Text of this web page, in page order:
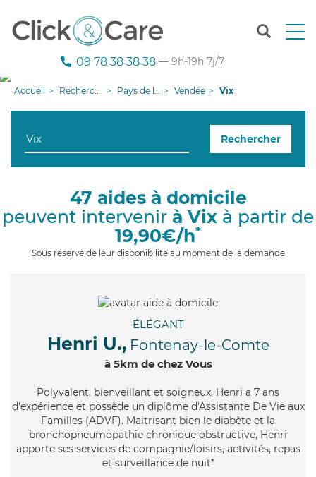
T
n
g
i
09 78 38 38 38 — 9h-19h 7j/7
Accueil Recherche aide à domicile Pays de la Loire Vendée Vix
Rechercher
47 aides à domicile
peuvent intervenir à Vix à partir de
19,90€/h*
Sous réserve de leur disponibilité au moment de la demande
ÉLÉGANT
Henri U., Fontenay-le-Comte
à 5km de chez Vous
Polyvalent, bienveillant et soigneux, Henri a 7 ans
d'expérience et possède un diplôme d'Assistante De Vie aux
Familles (ADVF). Maitrisant bien le diabète et la
bronchopneumopathie chronique obstructive, Henri
apporte ses services de compagnie/loisirs, activités, repas
et surveillance de nuit*